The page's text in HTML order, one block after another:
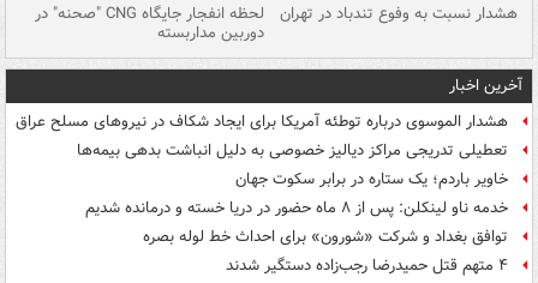
هشدار نسبت به وفوع تندباد در تهران لحظه انفجار جایگاه CNG "صحنه" در
دوربین مداربسته
آخرین اخبار
هشدار الموسوی درباره توطئه آمریکا برای ایجاد شکاف در نیروهای مسلح عراق
تعطیلی تدریجی مراکز دیالیز خصوصی به دلیل انباشت بدهی بیمه‌ها
خاویر باردم؛ یک ستاره در برابر سکوت جهان
خدمه ناو لینکلن: پس از ۸ ماه حضور در دریا خسته و درمانده‌ شدیم
توافق بغداد و شرکت «شورون» برای احداث خط لوله بصره
۴ متهم قتل حمیدرضا رجب‌زاده دستگیر شدند